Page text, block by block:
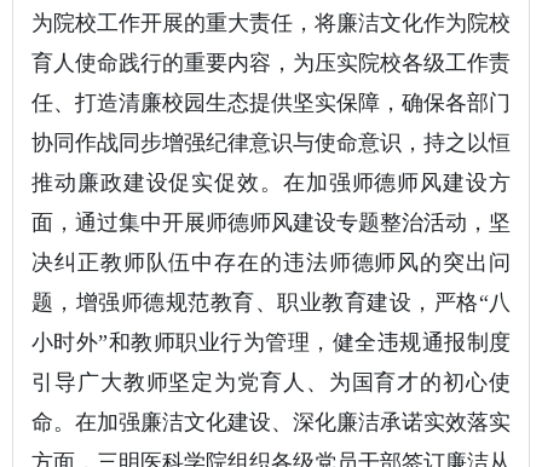
为院校工作开展的重大责任，将廉洁文化作为院校
育人使命践行的重要内容，为压实院校各级工作责
任、打造清廉校园生态提供坚实保障，确保各部门
协同作战同步增强纪律意识与使命意识，持之以恒
推动廉政建设促实促效。在加强师德师风建设方
面，通过集中开展师德师风建设专题整治活动，坚
决纠正教师队伍中存在的违法师德师风的突出问
题，增强师德规范教育、职业教育建设，严格“八
小时外”和教师职业行为管理，健全违规通报制度
引导广大教师坚定为党育人、为国育才的初心使
命。在加强廉洁文化建设、深化廉洁承诺实效落实
方面，三明医科学院组织各级党员干部签订廉洁从